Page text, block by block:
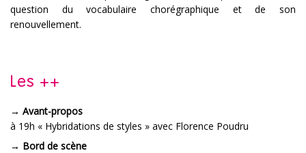
question du vocabulaire chorégraphique et de son
renouvellement.
Les ++
→ Avant-propos
à 19h « Hybridations de styles » avec Florence Poudru
→ Bord de scène